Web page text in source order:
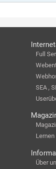
Full
SEA ,
Über